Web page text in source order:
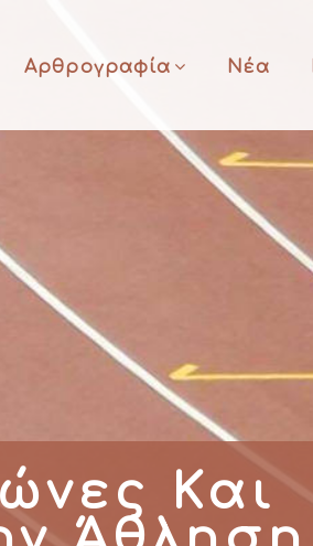
Αρθρογραφία Νέα
Και